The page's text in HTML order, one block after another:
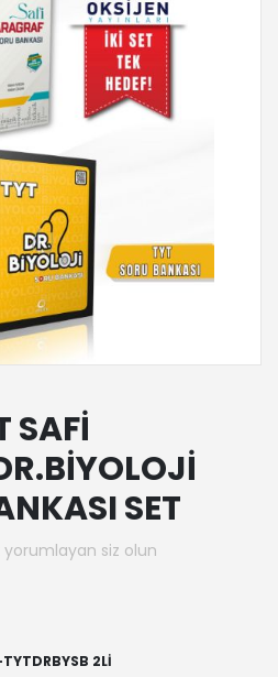
SAFİ
SET
yorumlayan siz olun
2Lİ